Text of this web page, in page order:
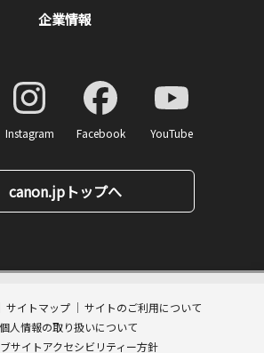
カートに入れる
企業情報
Instagram Facebook YouTube
canon.jpトップへ
サイトマップ
サイトのご利用について
個人情報の取り扱いについて
サイトアクセシビリティー方針